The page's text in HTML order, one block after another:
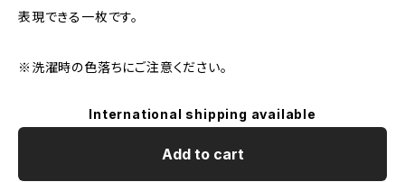
表現できる一枚です。
※洗濯時の色落ちにご注意ください。
International shipping available
Add to cart